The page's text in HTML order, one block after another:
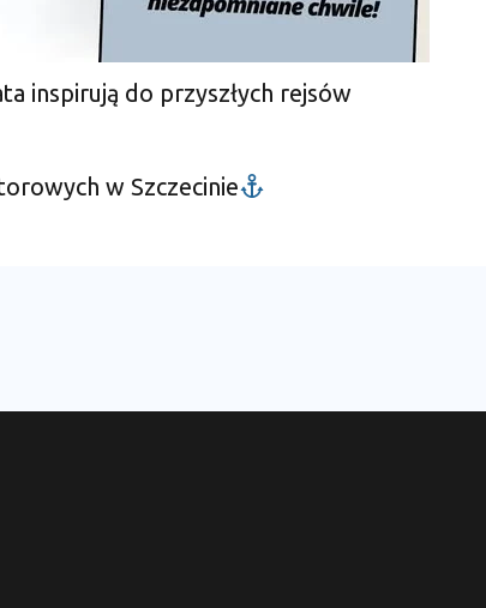
inspirują do przyszłych rejsów
w Szczecinie